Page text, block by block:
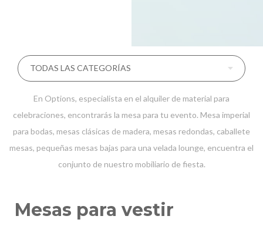
En Options, especialista en el alquiler de material para
celebraciones, encontrarás la mesa para tu evento. Mesa imperial
para bodas, mesas clásicas de madera, mesas redondas, caballete
mesas, pequeñas mesas bajas para una velada lounge, encuentra el
conjunto de nuestro mobiliario de fiesta.
Mesas para vestir